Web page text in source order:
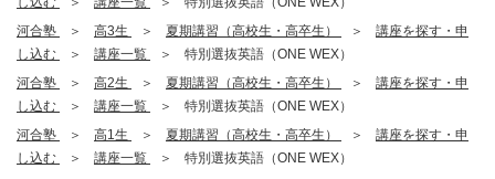
河合塾
高3生 夏期講習（高校生・高卒生）
講座を探す・申
し込む
講座一覧
特別選抜英語（ONE WEX）
河合塾
高2生 夏期講習（高校生・高卒生）
講座を探す・申
し込む
講座一覧
特別選抜英語（ONE WEX）
河合塾
高1生 夏期講習（高校生・高卒生）
講座を探す・申
し込む
講座一覧
特別選抜英語（ONE WEX）